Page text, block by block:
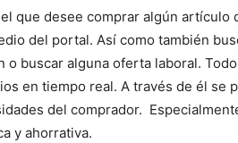
que desee comprar algún
del portal. Así como también
o buscar alguna oferta laboral.
en tiempo real. A través de él se
del comprador.
y ahorrativa.